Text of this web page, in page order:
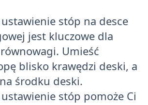
ustawienie stóp na desce
jest kluczowe dla
Umieść
blisko krawędzi deski, a
środku deski.
ustawienie stóp pomoże Ci